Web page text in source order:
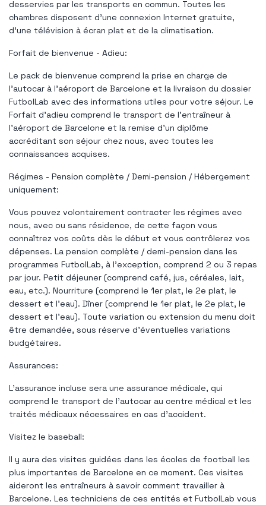
desservies par les transports en commun. Toutes les
chambres disposent d'une connexion Internet gratuite,
d'une télévision à écran plat et de la climatisation.
Forfait de bienvenue - Adieu:
Le pack de bienvenue comprend la prise en charge de
l'autocar à l'aéroport de Barcelone et la livraison du dossier
FutbolLab avec des informations utiles pour votre séjour. Le
Forfait d'adieu comprend le transport de l'entraîneur à
l'aéroport de Barcelone et la remise d'un diplôme
accréditant son séjour chez nous, avec toutes les
connaissances acquises.
Régimes - Pension complète / Demi-pension / Hébergement
uniquement:
Vous pouvez volontairement contracter les régimes avec
nous, avec ou sans résidence, de cette façon vous
connaîtrez vos coûts dès le début et vous contrôlerez vos
dépenses. La pension complète / demi-pension dans les
programmes FutbolLab, à l'exception, comprend 2 ou 3 repas
par jour. Petit déjeuner (comprend café, jus, céréales, lait,
eau, etc.). Nourriture (comprend le 1er plat, le 2e plat, le
dessert et l'eau). Dîner (comprend le 1er plat, le 2e plat, le
dessert et l'eau). Toute variation ou extension du menu doit
être demandée, sous réserve d'éventuelles variations
budgétaires.
Assurances:
L'assurance incluse sera une assurance médicale, qui
comprend le transport de l'autocar au centre médical et les
traités médicaux nécessaires en cas d'accident.
Visitez le baseball:
Il y aura des visites guidées dans les écoles de football les
plus importantes de Barcelone en ce moment. Ces visites
aideront les entraîneurs à savoir comment travailler à
Barcelone. Les techniciens de ces entités et FutbolLab vous